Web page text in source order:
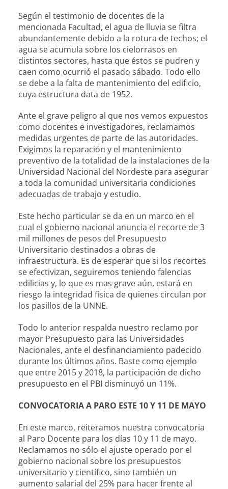
Según el testimonio de docentes de la
mencionada Facultad, el agua de lluvia se filtra
abundantemente debido a la rotura de techos; el
agua se acumula sobre los cielorrasos en
distintos sectores, hasta que éstos se pudren y
caen como ocurrió el pasado sábado. Todo ello
se debe a la falta de mantenimiento del edificio,
cuya estructura data de 1952.
Ante el grave peligro al que nos vemos expuestos
como docentes e investigadores, reclamamos
medidas urgentes de parte de las autoridades.
Exigimos la reparación y el mantenimiento
preventivo de la totalidad de la instalaciones de la
Universidad Nacional del Nordeste para asegurar
a toda la comunidad universitaria condiciones
adecuadas de trabajo y estudio.
Este hecho particular se da en un marco en el
cual el gobierno nacional anuncia el recorte de 3
mil millones de pesos del Presupuesto
Universitario destinados a obras de
infraestructura. Es de esperar que si los recortes
se efectivizan, seguiremos teniendo falencias
edilicias y, lo que es mas grave aún, estará en
riesgo la integridad física de quienes circulan por
los pasillos de la UNNE.
Todo lo anterior respalda nuestro reclamo por
mayor Presupuesto para las Universidades
Nacionales, ante el desfinanciamiento padecido
durante los últimos años. Baste como ejemplo
que entre 2015 y 2018, la participación de dicho
presupuesto en el PBI disminuyó un 11%.
CONVOCATORIA A PARO ESTE 10 Y 11 DE MAYO
En este marco, reiteramos nuestra convocatoria
al Paro Docente para los días 10 y 11 de mayo.
Reclamamos no sólo el ajuste operado por el
gobierno nacional sobre los presupuestos
universitario y científico, sino también un
aumento salarial del 25% para hacer frente al